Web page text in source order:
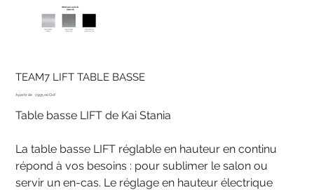
TEAM7 LIFT TABLE BASSE
À partir de Prix
1'995.00 CHF
Table basse LIFT de Kai Stania
La table basse LIFT réglable en hauteur en continu
répond à vos besoins : pour sublimer le salon ou
servir un en-cas. Le réglage en hauteur électrique